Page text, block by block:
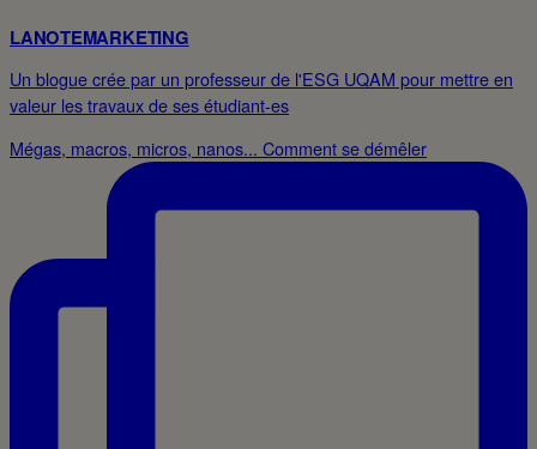
LANOTEMARKETING
Un blogue crée par un professeur de l'ESG UQAM pour mettre en
valeur les travaux de ses étudiant-es
Mégas, macros, micros, nanos... Comment se démêler